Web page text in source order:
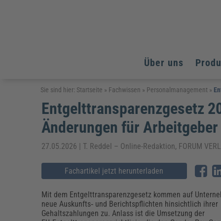
Über uns
Arbeitsschutz
Fachpublikationen & Arbeitshilfen
Arbeitssicherheit & Gesundheitsschutz
Brandschutz
Weiterbildungen (AKADEMIE HERKERT)
Arbeitsschutz & Brandschutz
Assistenz & Office-Management
Baurecht & Architektenrecht
Energieoptimiertes & klimaneutrales Bauen
Nachhaltiges Planen
Bau, Immobilien & Gebäudemanagement
Bildung und Erziehung
Kinderschutz, Jugendhilfe & Inklusion
Datenschutz & IT-Recht
Elektrosicherheit
Fachpublikationen & Arbeitshilfen
Weiterbildungen (AKADEMIE HERKERT)
Arbeitsschutz
Bildung und Erziehung
Energie und Umwelt
Kommunales
Reisekosten und Finanzen
Arbeitsschutz
Bildung und Erziehung
Energie und Umwelt
Kommunales
Reisekosten und Finanzen
Sie sind hier: Startseite » Fachwissen » Personalmanagement »
Entgelttransparenzgesetz
Änderungen für Arbeitgeber
27.05.2026 | T. Reddel – Online-Redaktion, FORUM
Fachartikel jetzt herunterladen
Mit dem Entgelttransparenzgesetz kommen auf
neue Auskunfts‑ und Berichtspflichten hinsichtlich ihrer
Gehaltszahlungen zu. Anlass ist die Umsetzung der